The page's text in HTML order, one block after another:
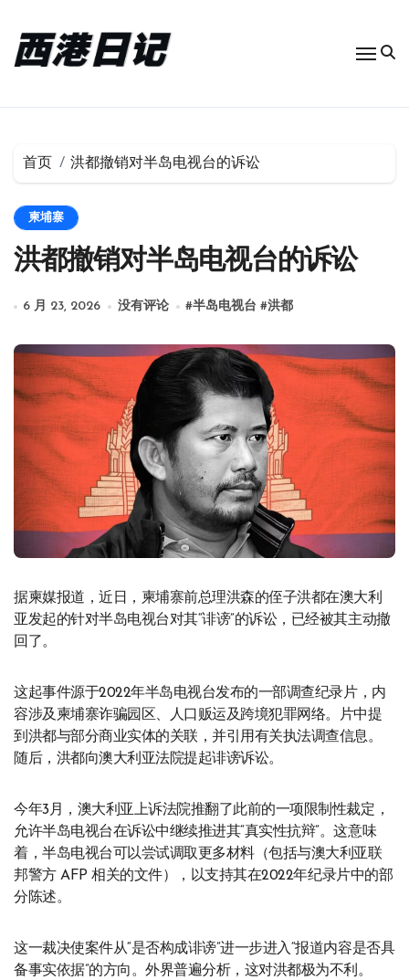
首页 洪都撤销对半岛电视台的诉讼
柬埔寨
洪都撤销对半岛电视台的诉讼
6 月 23, 2026 没有评论 #半岛电视台 #洪都
据柬媒报道，近日，柬埔寨前总理洪森的侄子洪都在澳大利
亚发起的针对半岛电视台对其“诽谤”的诉讼，已经被其主动撤
回了。
这起事件源于2022年半岛电视台发布的一部调查纪录片，内
容涉及柬埔寨诈骗园区、人口贩运及跨境犯罪网络。片中提
到洪都与部分商业实体的关联，并引用有关执法调查信息。
随后，洪都向澳大利亚法院提起诽谤诉讼。
今年3月，澳大利亚上诉法院推翻了此前的一项限制性裁定，
允许半岛电视台在诉讼中继续推进其“真实性抗辩”。这意味
着，半岛电视台可以尝试调取更多材料（包括与澳大利亚联
邦警方 AFP 相关的文件），以支持其在2022年纪录片中的部
分陈述。
这一裁决使案件从“是否构成诽谤”进一步进入“报道内容是否具
备事实依据”的方向。外界普遍分析，这对洪都极为不利。